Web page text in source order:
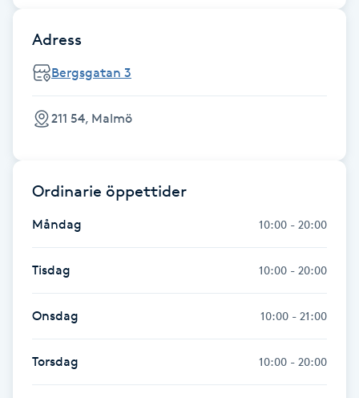
Fransk manikyr
Fransrengöring
Frekvensterapi
Friskvårdsmassage
Frisör
Funktionsanalys
Färgning
Adress
Bergsgatan 3
211 54, Malmö
Ordinarie öppettider
Måndag 10:00 - 20:00
Tisdag 10:00 - 20:00
Onsdag 10:00 - 21:00
Torsdag 10:00 - 20:00